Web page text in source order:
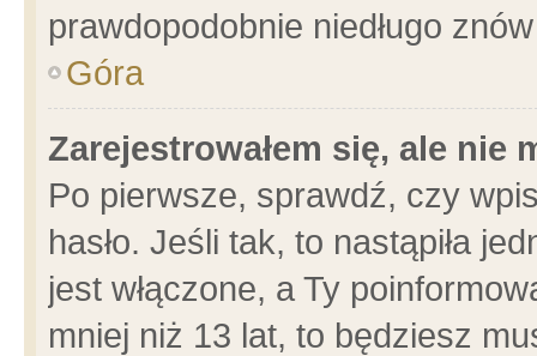
prawdopodobnie niedługo
Góra
Zarejestrowałem się, ale nie
Po pierwsze, sprawdź, czy
hasło. Jeśli tak, to nastąpiła
jest włączone, a Ty
mniej niż 13 lat, to będziesz